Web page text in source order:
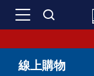
線上購物